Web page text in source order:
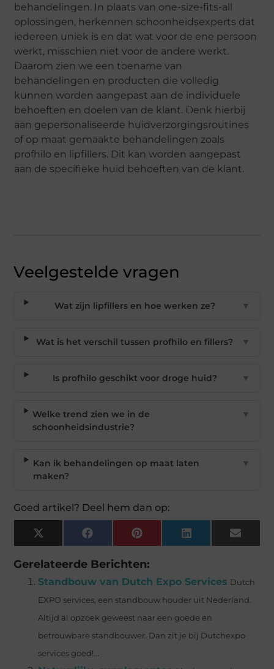
behandelingen. In plaats van one-size-fits-all
oplossingen, herkennen schoonheidsexperts dat
iedereen uniek is en dat wat voor de ene persoon
werkt, misschien niet voor de andere werkt.
Daarom zien we een toename van
behandelingen en producten die volledig
kunnen worden aangepast aan de individuele
behoeften en doelen van de klant. Denk hierbij
aan gepersonaliseerde huidverzorgingsroutines
of op maat gemaakte behandelingen zoals
profhilo en lipfillers. Dit kan worden aangepast
aan de specifieke huid behoeften van de klant.
Veelgestelde vragen
Wat zijn lipfillers en hoe werken ze? ▼
Wat is het verschil tussen profhilo en fillers? ▼
Is profhilo geschikt voor droge huid? ▼
Welke trend zien we in de
schoonheidsindustrie?
▼
Kan ik behandelingen op maat laten
maken?
▼
Goed artikel? Deel hem dan op:
X
(Twitter)
Facebook Pinterest LinkedIn Email
Gerelateerde Berichten:
Standbouw van Dutch Expo Services Dutch
EXPO services, een standbouw houder uit Nederland.
Altijd al opzoek geweest naar een goede en
betrouwbare standbouwer. Dan zit je bij Dutchexpo
services goed!...